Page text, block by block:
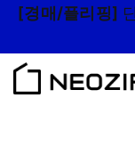
Skip
content
[경매/플리핑]